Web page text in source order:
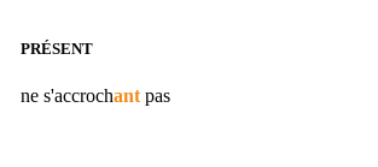
PRÉSENT
ne s'accrochant pas